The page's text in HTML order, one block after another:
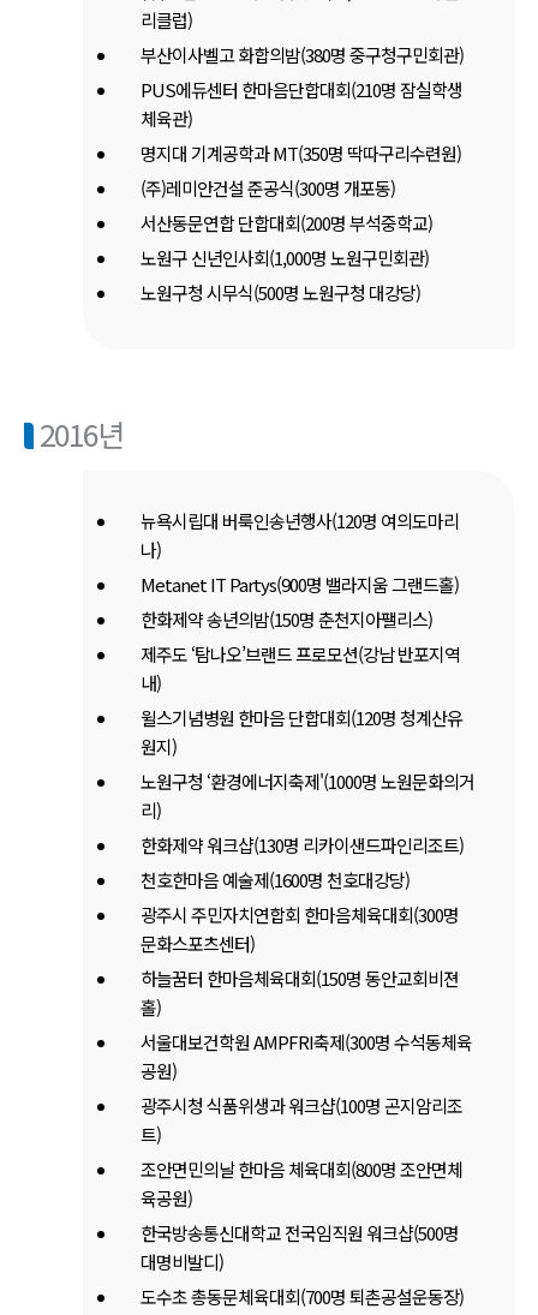
리클럽)
부산이사벨고 화합의밤(380명 중구청구민회관)
PUS에듀센터 한마음단합대회(210명 잠실학생
체육관)
명지대 기계공학과 MT(350명 딱따구리수련원)
(주)레미안건설 준공식(300명 개포동)
서산동문연합 단합대회(200명 부석중학교)
노원구 신년인사회(1,000명 노원구민회관)
노원구청 시무식(500명 노원구청 대강당)
2016년
뉴욕시립대 버룩인송년행사(120명 여의도마리
나)
Metanet IT Partys(900명 밸라지움 그랜드홀)
한화제약 송년의밤(150명 춘천지아팰리스)
제주도 ‘탐나오’브랜드 프로모션(강남 반포지역
내)
윌스기념병원 한마음 단합대회(120명 청계산유
원지)
노원구청 ‘환경에너지축제'(1000명 노원문화의거
리)
한화제약 워크샵(130명 리카이샌드파인리조트)
천호한마음 예술제(1600명 천호대강당)
광주시 주민자치연합회 한마음체육대회(300명
문화스포츠센터)
하늘꿈터 한마음체육대회(150명 동안교회비젼
홀)
서울대보건학원 AMPFRI축제(300명 수석동체육
공원)
광주시청 식품위생과 워크샵(100명 곤지암리조
트)
조안면민의날 한마음 체육대회(800명 조안면체
육공원)
한국방송통신대학교 전국임직원 워크샵(500명
대명비발디)
도수초 총동문체육대회(700명 퇴촌공설운동장)